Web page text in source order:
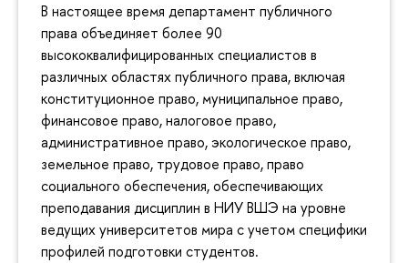
В настоящее время департамент публичного
права объединяет более 90
высококвалифицированных специалистов в
различных областях публичного права, включая
конституционное право, муниципальное право,
финансовое право, налоговое право,
административное право, экологическое право,
земельное право, трудовое право, право
социального обеспечения, обеспечивающих
преподавания дисциплин в НИУ ВШЭ на уровне
ведущих университетов мира с учетом специфики
профилей подготовки студентов.